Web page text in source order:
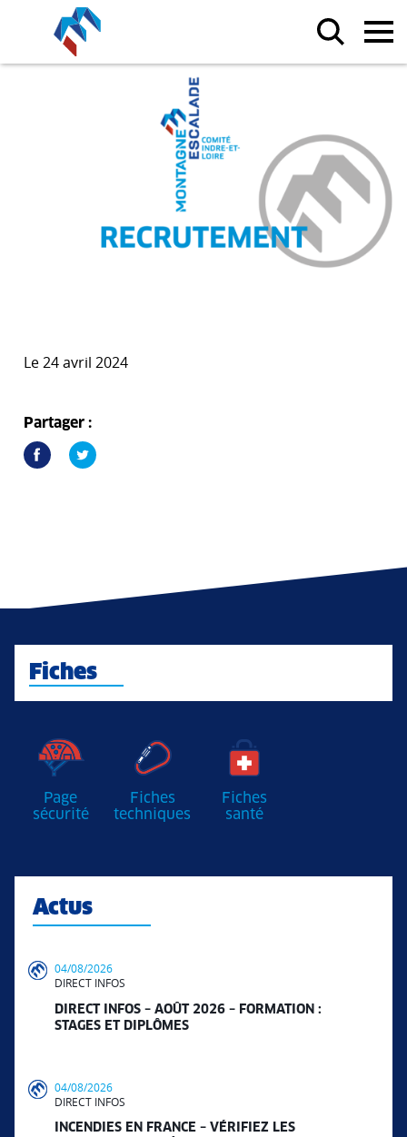
Le 24 avril 2024
Partager :
Fiches
Page
sécurité
Fiches
techniques
Fiches
santé
Actus
04/08/2026
DIRECT INFOS
DIRECT INFOS – AOÛT 2026 – FORMATION :
STAGES ET DIPLÔMES
04/08/2026
DIRECT INFOS
INCENDIES EN FRANCE – VÉRIFIEZ LES